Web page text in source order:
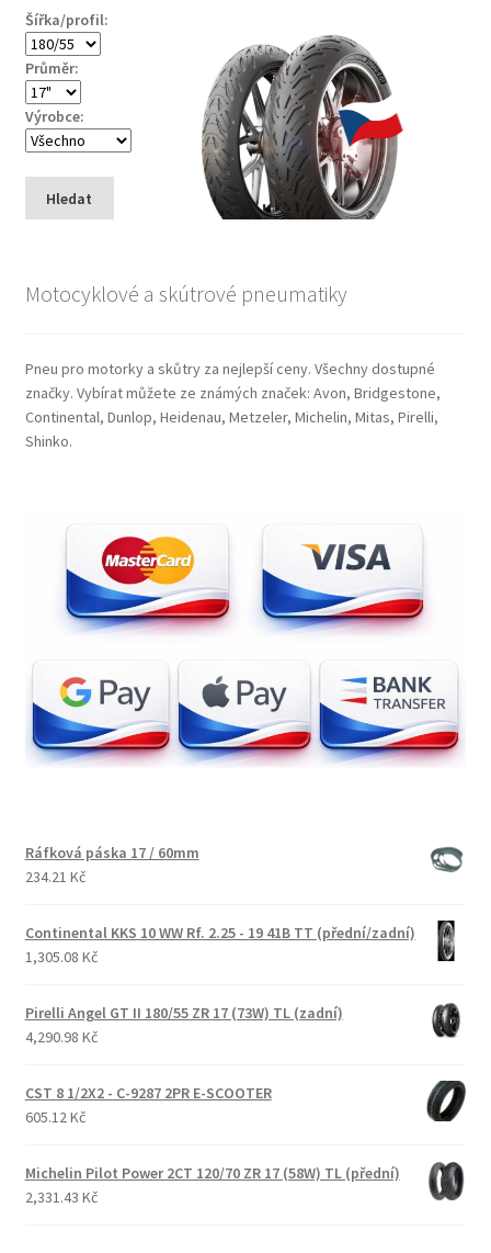
Šířka/profil:
Průměr:
Výrobce:
Hledat
Motocyklové a skútrové pneumatiky
Pneu pro motorky a skůtry za nejlepší ceny. Všechny dostupné
značky. Vybírat můžete ze známých značek: Avon, Bridgestone,
Continental, Dunlop, Heidenau, Metzeler, Michelin, Mitas, Pirelli,
Shinko.
Ráfková páska 17 / 60mm
234.21 Kč
Continental KKS 10 WW Rf. 2.25 - 19 41B TT (přední/zadní)
1,305.08 Kč
Pirelli Angel GT II 180/55 ZR 17 (73W) TL (zadní)
4,290.98 Kč
CST 8 1/2X2 - C-9287 2PR E-SCOOTER
605.12 Kč
Michelin Pilot Power 2CT 120/70 ZR 17 (58W) TL (přední)
2,331.43 Kč